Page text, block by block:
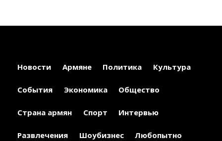
Новости Армяне Политика Культура
События Экономика Общество
Страна армян Спорт Интервью
Развлечения Шоубизнес Любопытно